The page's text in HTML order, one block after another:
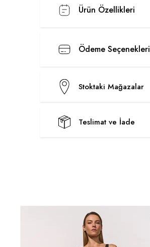
Ürün Özellikleri
Ödeme Seçenekleri
Stoktaki Mağazalar
Teslimat ve İade